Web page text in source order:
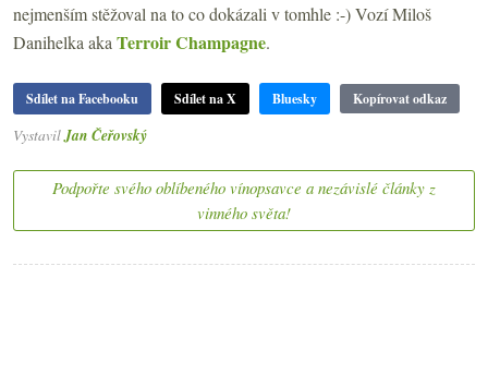
nejmenším stěžoval na to co dokázali v tomhle :-) Vozí Miloš
Danihelka aka Terroir Champagne.
Sdílet na Facebooku Sdílet na X Bluesky Kopírovat odkaz
Vystavil Jan Čeřovský
Podpořte svého oblíbeného vínopsavce a nezávislé články z
vinného světa!